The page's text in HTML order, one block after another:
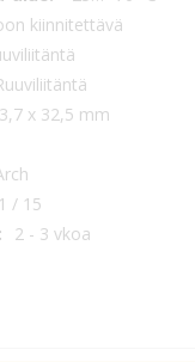
kiinnitettävä
x 32,5 mm
1 / 15
2 - 3 vkoa